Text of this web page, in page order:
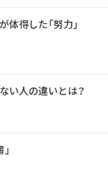
得した「努力」
い人の違いとは？